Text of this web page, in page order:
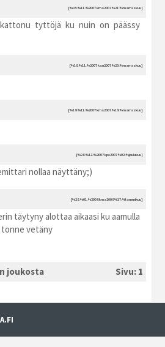
[%05.%11.%2007 kma2007 %21:%marraskuu]
tyttöjä ku nuin on päässy
[%18.%11.%2007 ksu2007 %23:%marraskuu]
[%19.%11.%2007 kma2007 %19:%marraskuu]
[%28.%12.%2007 kpe2007 %02:%joulukuu]
nollaa näyttäny;)
[%28.%01.%2008 kma2008 %17:%tammikuu]
täytyny alottaa aikaasi ku aamulla
vetäny
joukosta Sivu: 1